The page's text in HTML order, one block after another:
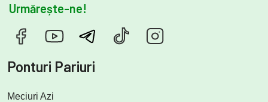
Urmărește-ne!
Ponturi Pariuri
Meciuri Azi